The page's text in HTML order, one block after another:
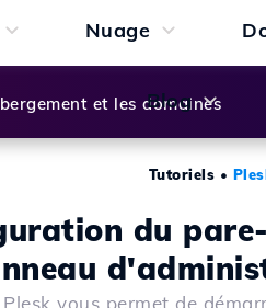
Nuage
Blog
et les domaines
Tutoriels •
du
vous permet de